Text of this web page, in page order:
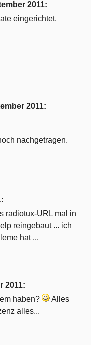
2011:
eingerichtet.
2011:
nachgetragen.
:
radiotux-URL mal in
reingebaut ... ich
hat ...
2011:
haben?
Alles
alles...